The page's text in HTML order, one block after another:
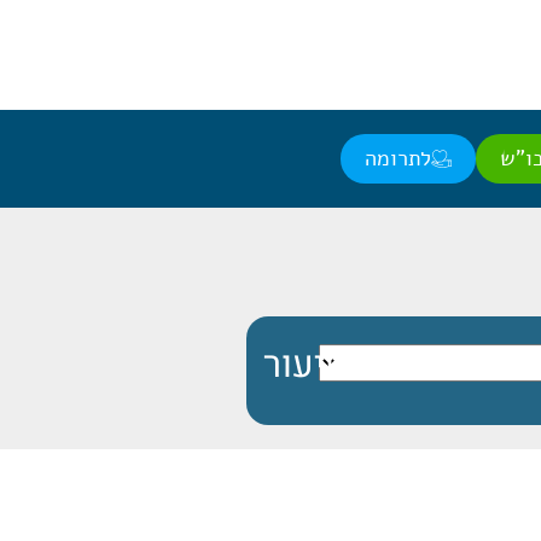
לתרומה